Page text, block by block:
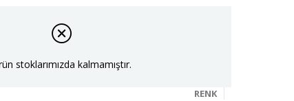
stoklarımızda kalmamıştır.
RENK